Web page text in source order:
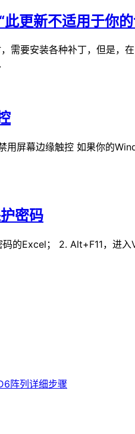
更新不适用于你的
需要安装各种补丁，但是，
用屏幕边缘触控 如果你的
密码
码的Excel； 2. Alt+F11，进
阵列详细步骤